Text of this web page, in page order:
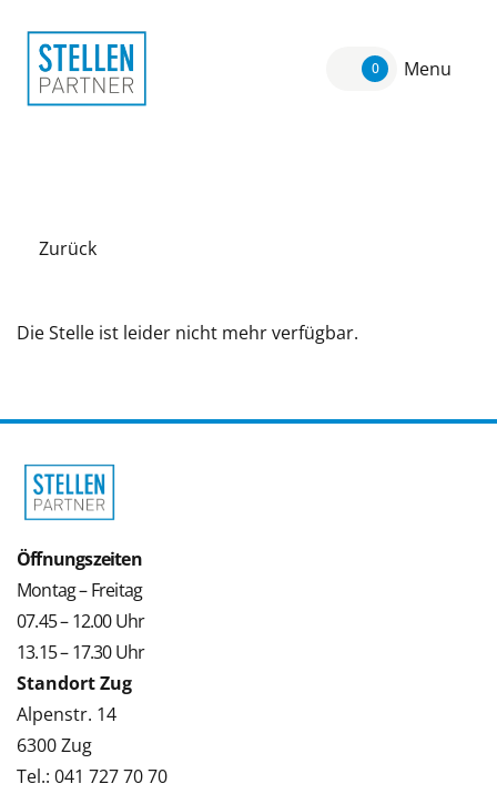
0 Menu
Zurück
Die Stelle ist leider nicht mehr verfügbar.
Öffnungszeiten
Montag – Freitag
07.45 – 12.00 Uhr
13.15 – 17.30 Uhr
Standort Zug
Alpenstr. 14
6300 Zug
Tel.: 041 727 70 70